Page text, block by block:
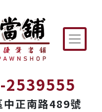
2539555
正南路489號